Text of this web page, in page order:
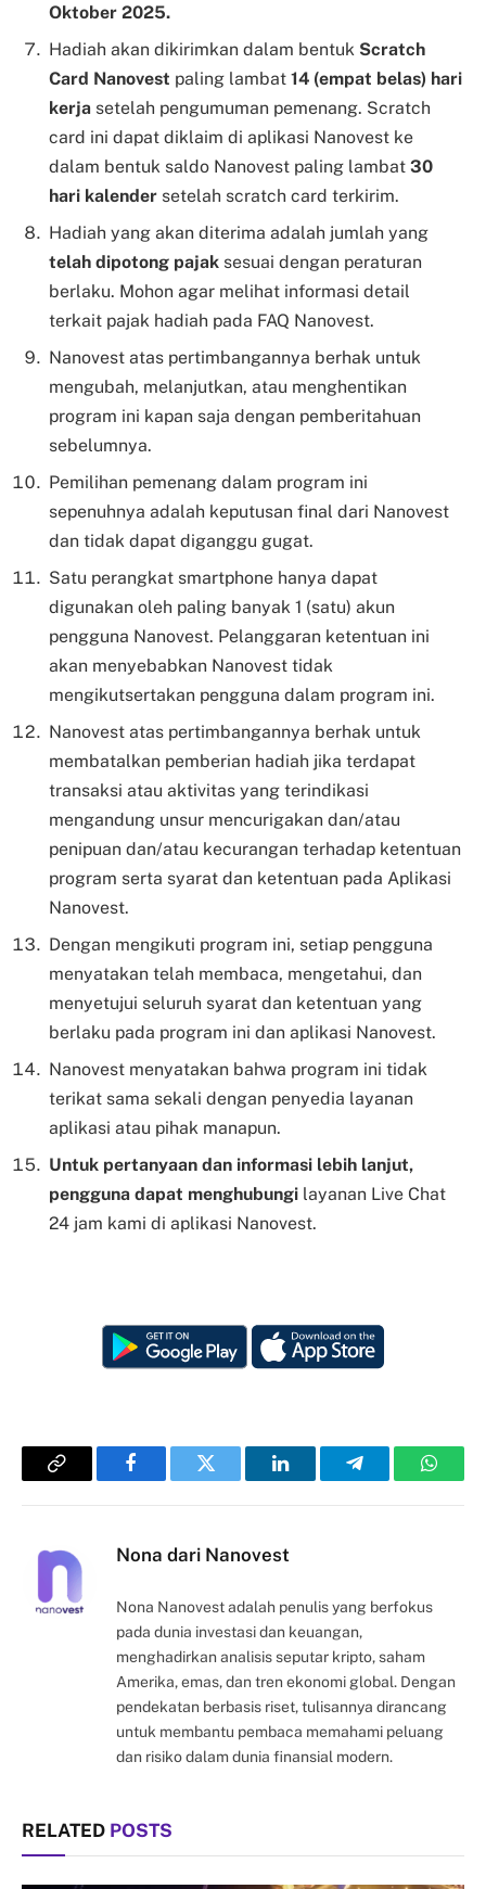
Oktober 2025.
Hadiah akan dikirimkan dalam bentuk Scratch
Card Nanovest paling lambat 14 (empat belas) hari
kerja setelah pengumuman pemenang. Scratch
card ini dapat diklaim di aplikasi Nanovest ke
dalam bentuk saldo Nanovest paling lambat 30
hari kalender setelah scratch card terkirim.
Hadiah yang akan diterima adalah jumlah yang
telah dipotong pajak sesuai dengan peraturan
berlaku. Mohon agar melihat informasi detail
terkait pajak hadiah pada FAQ Nanovest.
Nanovest atas pertimbangannya berhak untuk
mengubah, melanjutkan, atau menghentikan
program ini kapan saja dengan pemberitahuan
sebelumnya.
Pemilihan pemenang dalam program ini
sepenuhnya adalah keputusan final dari Nanovest
dan tidak dapat diganggu gugat.
Satu perangkat smartphone hanya dapat
digunakan oleh paling banyak 1 (satu) akun
pengguna Nanovest. Pelanggaran ketentuan ini
akan menyebabkan Nanovest tidak
mengikutsertakan pengguna dalam program ini.
Nanovest atas pertimbangannya berhak untuk
membatalkan pemberian hadiah jika terdapat
transaksi atau aktivitas yang terindikasi
mengandung unsur mencurigakan dan/atau
penipuan dan/atau kecurangan terhadap ketentuan
program serta syarat dan ketentuan pada Aplikasi
Nanovest.
Dengan mengikuti program ini, setiap pengguna
menyatakan telah membaca, mengetahui, dan
menyetujui seluruh syarat dan ketentuan yang
berlaku pada program ini dan aplikasi Nanovest.
Nanovest menyatakan bahwa program ini tidak
terikat sama sekali dengan penyedia layanan
aplikasi atau pihak manapun.
Untuk pertanyaan dan informasi lebih lanjut,
pengguna dapat menghubungi layanan Live Chat
24 jam kami di aplikasi Nanovest.
Copy
FacebookTwitter LinkedInTelegram
Nona dari Nanovest
Nona Nanovest adalah penulis yang berfokus
pada dunia investasi dan keuangan,
menghadirkan analisis seputar kripto, saham
Amerika, emas, dan tren ekonomi global. Dengan
pendekatan berbasis riset, tulisannya dirancang
untuk membantu pembaca memahami peluang
dan risiko dalam dunia finansial modern.
RELATED POSTS